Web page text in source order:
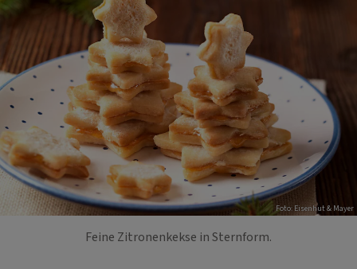
Foto: Eisenhut & Mayer
Feine Zitronenkekse in Sternform.